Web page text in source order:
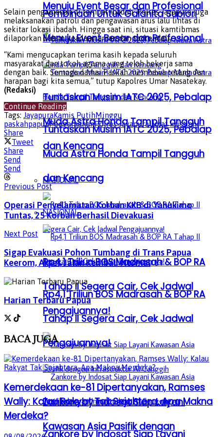
Menuju Event Besar dan Profesional
Tuntaskan Musim IATC 2025, Pebalap
Muda Astra Honda Tampil Tangguh
dan Kencang
NASIONAL
Rp4,1 Triliun BOS Madrasah & BOP RA
Tahap II Segera Cair, Cek Jadwal
Pengajuannya!
Zankore by Indosat Siap Layani
Kawasan Asia Pasifik dengan
Pembinaan Untuk Galanita Supiori
Menuju Event Besar dan Profesional
Tuntaskan Musim IATC 2025, Pebalap
Muda Astra Honda Tampil Tangguh
dan Kencang
NASIONAL
Rp4,1 Triliun BOS Madrasah & BOP RA
Tahap II Segera Cair, Cek Jadwal
Pengajuannya!
Zankore by Indosat Siap Layani
Selain pengamanan di tempat ibadah, Polres Jayapura juga
melaksanakan patroli dan pengawasan arus lalu lintas di
sekitar lokasi ibadah. Hingga saat ini, situasi kamtibmas
dilaporkan dalam keadaan aman dan terkendali.
“Kami mengucapkan terima kasih kepada seluruh
masyarakat dan tokoh agama yang telah bekerja sama
dengan baik. Semoga damai Paskah membawa terang dan
harapan bagi kita semua,” tutup Kapolres Umar Nasatekay.
(Redaksi)
Continue Reading
Tags: JayapuraKamis PutihMinggu
paskahpapuaPengamananPolres JayapuraUmat kristiani
Share
Tweet
Share
Send
Send
Previous Post
Operasi Penyelamatan Korban KKB di Yahukimo
Tuntas, 25 Korban Berhasil Dievakuasi
Next Post
Sigap Evakuasi Pohon Tumbang di Trans Papua
Keerom, Akses Jalan Kembali Normal
Harian Terbaru Papua
BACAJUGA
Kemerdekaan ke-81 Dipertanyakan, Ramses
Wally: Kalau Rakyat Tak Sejahtera, Apa Makna
Merdeka?